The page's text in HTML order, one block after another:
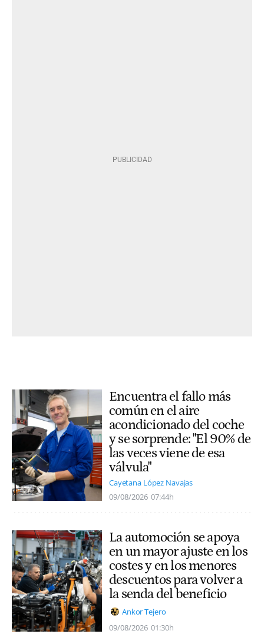
Encuentra el fallo más
común en el aire
acondicionado del coche
y se sorprende: "El 90% de
las veces viene de esa
válvula"
Cayetana López Navajas
09/08/2026 07:44h
La automoción se apoya
en un mayor ajuste en los
costes y en los menores
descuentos para volver a
la senda del beneficio
Ankor Tejero
09/08/2026 01:30h